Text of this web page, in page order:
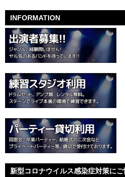
INFORMATION
新型コロナウイルス感染症対策にご